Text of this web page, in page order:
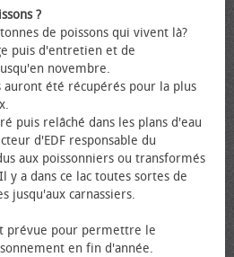
?
de poissons qui vivent là?
puis d'entretien et de
novembre.
auront été récupérés pour la plus
puis relâché dans les plans d'eau
d'EDF responsable du
aux poissonniers ou transformés
a dans ce lac toutes sortes de
jusqu'aux carnassiers.
prévue pour permettre le
en fin d'année.